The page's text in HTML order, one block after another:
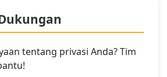
tentang privasi Anda? Tim